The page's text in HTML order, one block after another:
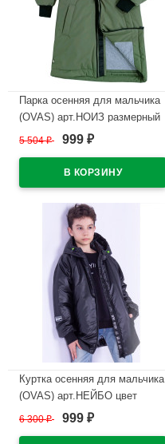
Парка осенняя для мальчика
(OVAS) арт.НОИЗ размерный
ряд 32/122-34/140 цвет хаки
5 504₽ 999 ₽
Куртка осенняя для мальчика
(OVAS) арт.НЕЙБО цвет
6 300₽ 999 ₽